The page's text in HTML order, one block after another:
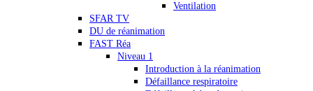
Ventilation
SFAR TV
DU de réanimation
FAST Réa
Niveau 1
Introduction à la réanimation
Défaillance respiratoire